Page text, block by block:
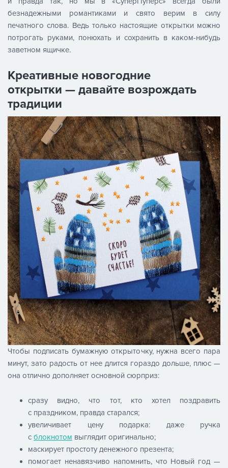
безнадежными романтиками и свято верим в силу
печатного слова. Ведь только настоящие открытки можно
потрогать руками, понюхать и сохранить в каком-нибудь
заветном ящичке.
Креативные новогодние
открытки — давайте возрождать
традиции
Чтобы подписать бумажную открыточку, нужна всего пара
минут, зато радость от нее длится гораздо дольше, плюс —
она отлично дополняет основной сюрприз:
сразу видно, что тот, кто хотел поздравить
с праздником, правда старался;
увеличивает цену подарка: даже ручка
с блокнотом выглядит оригинально;
маскирует простоту денежного презента;
помогает ненавязчиво напомнить, что Новый год —